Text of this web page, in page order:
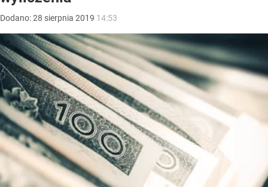
Dodano:28 sierpnia 2019 14:53